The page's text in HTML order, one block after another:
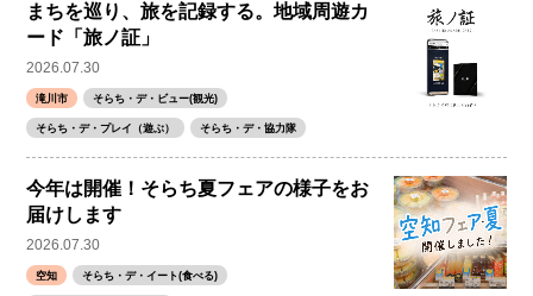
まちを巡り、旅を記録する。地域周遊カ
ード「旅ノ証」
2026.07.30
滝川市 そらち・デ・ビュー(観光)
そらち・デ・プレイ（遊ぶ） そらち・デ・協力隊
今年は開催！そらち夏フェアの様子をお
届けします
2026.07.30
空知 そらち・デ・イート(食べる)